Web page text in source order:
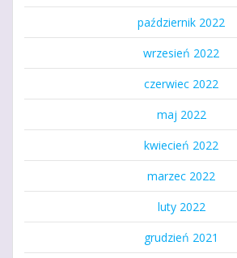
październik 2022
wrzesień 2022
czerwiec 2022
maj 2022
kwiecień 2022
marzec 2022
luty 2022
grudzień 2021